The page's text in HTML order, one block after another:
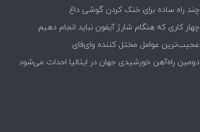
چند راه‌ ساده برای خنک کردن گوشی داغ
چهار کاری که هنگام شارژ آیفون نباید انجام دهیم
عجیب‌ترین عوامل مختل کننده وای‌فای
دومین راه‌آهن خورشیدی جهان در ایتالیا احداث می‌شود